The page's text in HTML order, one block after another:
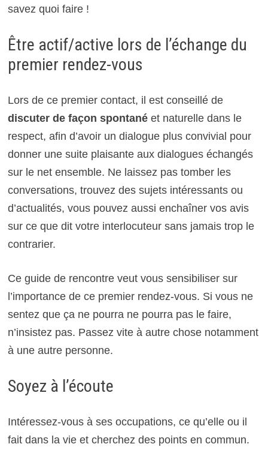
savez quoi faire !
Être actif/active lors de l’échange du
premier rendez-vous
Lors de ce premier contact, il est conseillé de
discuter de façon spontanéet naturelle dans le
respect, afin d’avoir un dialogue plus convivial pour
donner une suite plaisante aux dialogues échangés
sur le net ensemble. Ne laissez pas tomber les
conversations, trouvez des sujets intéressants ou
d’actualités, vous pouvez aussi enchaîner vos avis
sur ce que dit votre interlocuteur sans jamais trop le
contrarier.
Ce guide de rencontre veut vous sensibiliser sur
l’importance de ce premier rendez-vous. Si vous ne
sentez que ça ne pourra ne pourra pas le faire,
n’insistez pas. Passez vite à autre chose notamment
à une autre personne.
Soyez à l’écoute
Intéressez-vous à ses occupations, ce qu’elle ou il
fait dans la vie et cherchez des points en commun.